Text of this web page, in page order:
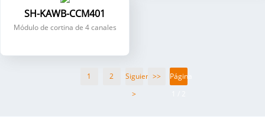
SH-KAWB-CCM401
Módulo de cortina de 4 canales
1 2
Siguiente
>
>>
Página